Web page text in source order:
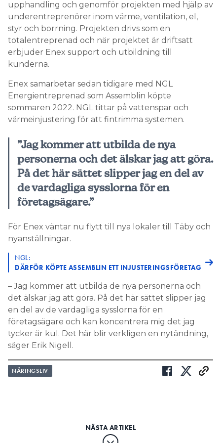
upphandling och genomför projekten med hjälp av
underentreprenörer inom värme, ventilation, el,
styr och borrning. Projekten drivs som en
totalentreprenad och när projektet är driftsatt
erbjuder Enex support och utbildning till
kunderna.
Enex samarbetar sedan tidigare med NGL
Energientreprenad som Assemblin köpte
sommaren 2022. NGL tittar på vattenspar och
värmeinjustering för att fintrimma systemen.
”Jag kommer att utbilda de nya
personerna och det älskar jag att göra.
På det här sättet slipper jag en del av
de vardagliga sysslorna för en
företagsägare.”
För Enex väntar nu flytt till nya lokaler till Täby och
nyanställningar.
NGL:
DÄRFÖR KÖPTE ASSEMBLIN ETT INJUSTERINGSFÖRETAG
– Jag kommer att utbilda de nya personerna och
det älskar jag att göra. På det här sättet slipper jag
en del av de vardagliga sysslorna för en
företagsägare och kan koncentrera mig det jag
tycker är kul. Det här blir verkligen en nytändning,
säger Erik Nigell.
NÄRINGSLIV